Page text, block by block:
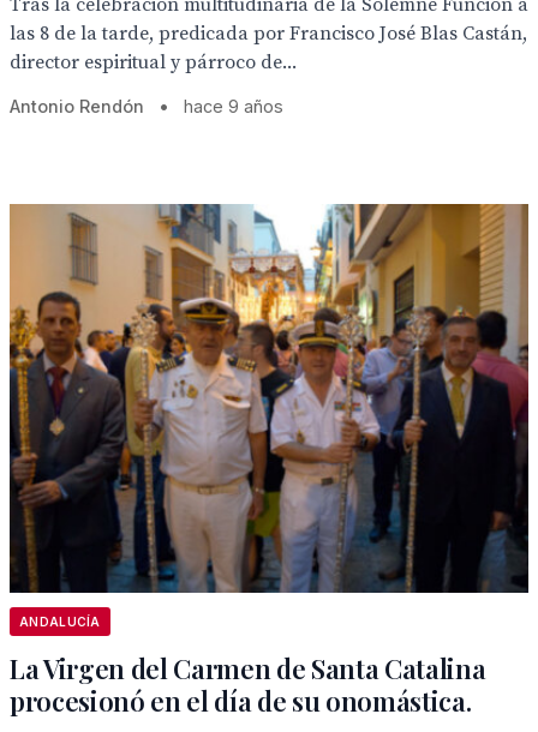
las 8 de la tarde, predicada por Francisco José Blas Castán,
director espiritual y párroco de...
Antonio Rendón • hace 9 años
ANDALUCÍA
La Virgen del Carmen de Santa Catalina
procesionó en el día de su onomástica.